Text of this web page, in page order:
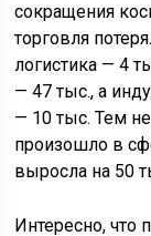
сокращения
торговля
логистика — 4
— 47 тыс., а
— 10 тыс. Тем
произошло в
выросла на 50
Интересно, что